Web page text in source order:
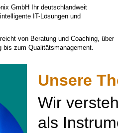
GmbH Ihr deutschlandweit
IT-Lösungen und
von Beratung und Coaching, über
bis zum Qualitätsmanagement.
Unsere
Wir
als